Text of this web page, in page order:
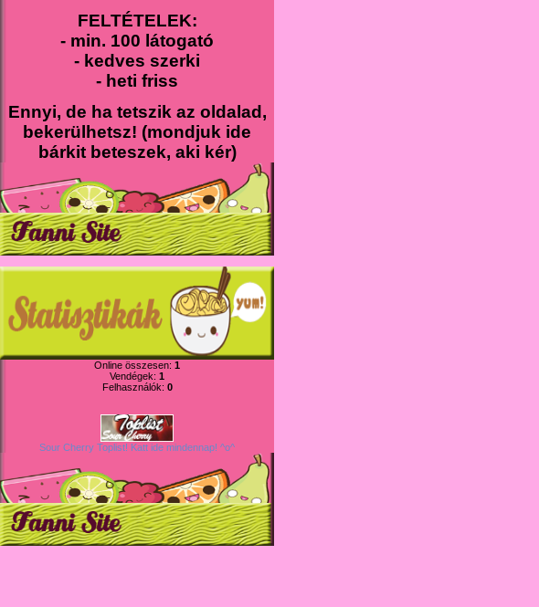
FELTÉTELEK:
- min. 100 látogató
- kedves szerki
- heti friss
Ennyi, de ha tetszik az oldalad,
bekerülhetsz! (mondjuk ide
bárkit beteszek, aki kér)
Online összesen: 1
Vendégek: 1
Felhasználók: 0
Sour Cherry Toplist! Katt ide mindennap! ^o^